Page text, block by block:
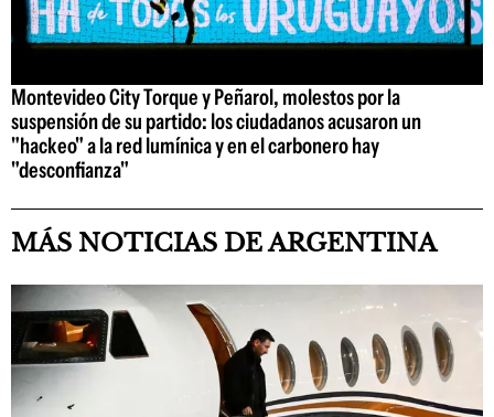
Montevideo City Torque y Peñarol, molestos por la
suspensión de su partido: los ciudadanos acusaron un
"hackeo" a la red lumínica y en el carbonero hay
"desconfianza"
MÁS NOTICIAS DE ARGENTINA